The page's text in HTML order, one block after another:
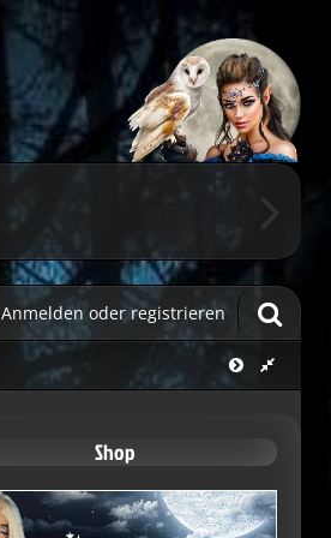
Anmelden oder registrieren
Shop